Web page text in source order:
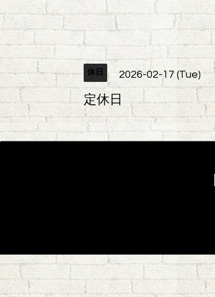
休日 2026-02-17 (Tue)
定休日